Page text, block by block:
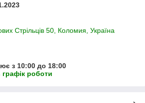
Стрільців 50, Коломия, Україна
з 10:00 до 18:00
роботи